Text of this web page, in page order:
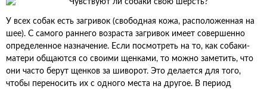
У всех собак есть загривок (свободная кожа, расположенная на
шее). С самого раннего возраста загривок имеет совершенно
определенное назначение. Если посмотреть на то, как собаки-
матери общаются со своими щенками, то можно заметить, что
они часто берут щенков за шиворот. Это делается для того,
чтобы переносить их с одного места на другое. В период